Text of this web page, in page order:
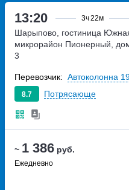
13:20 3ч22м
~ 1 386 руб.
Ежедневно
Шарыпово, гостиница
микрорайон Пионерный,
3
8.7 Потрясающе
Перевозчик: Автоколонна